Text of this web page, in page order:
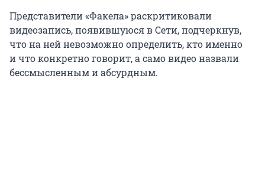
Представители «Факела» раскритиковали
видеозапись, появившуюся в Сети, подчеркнув,
что на ней невозможно определить, кто именно
и что конкретно говорит, а само видео назвали
бессмысленным и абсурдным.